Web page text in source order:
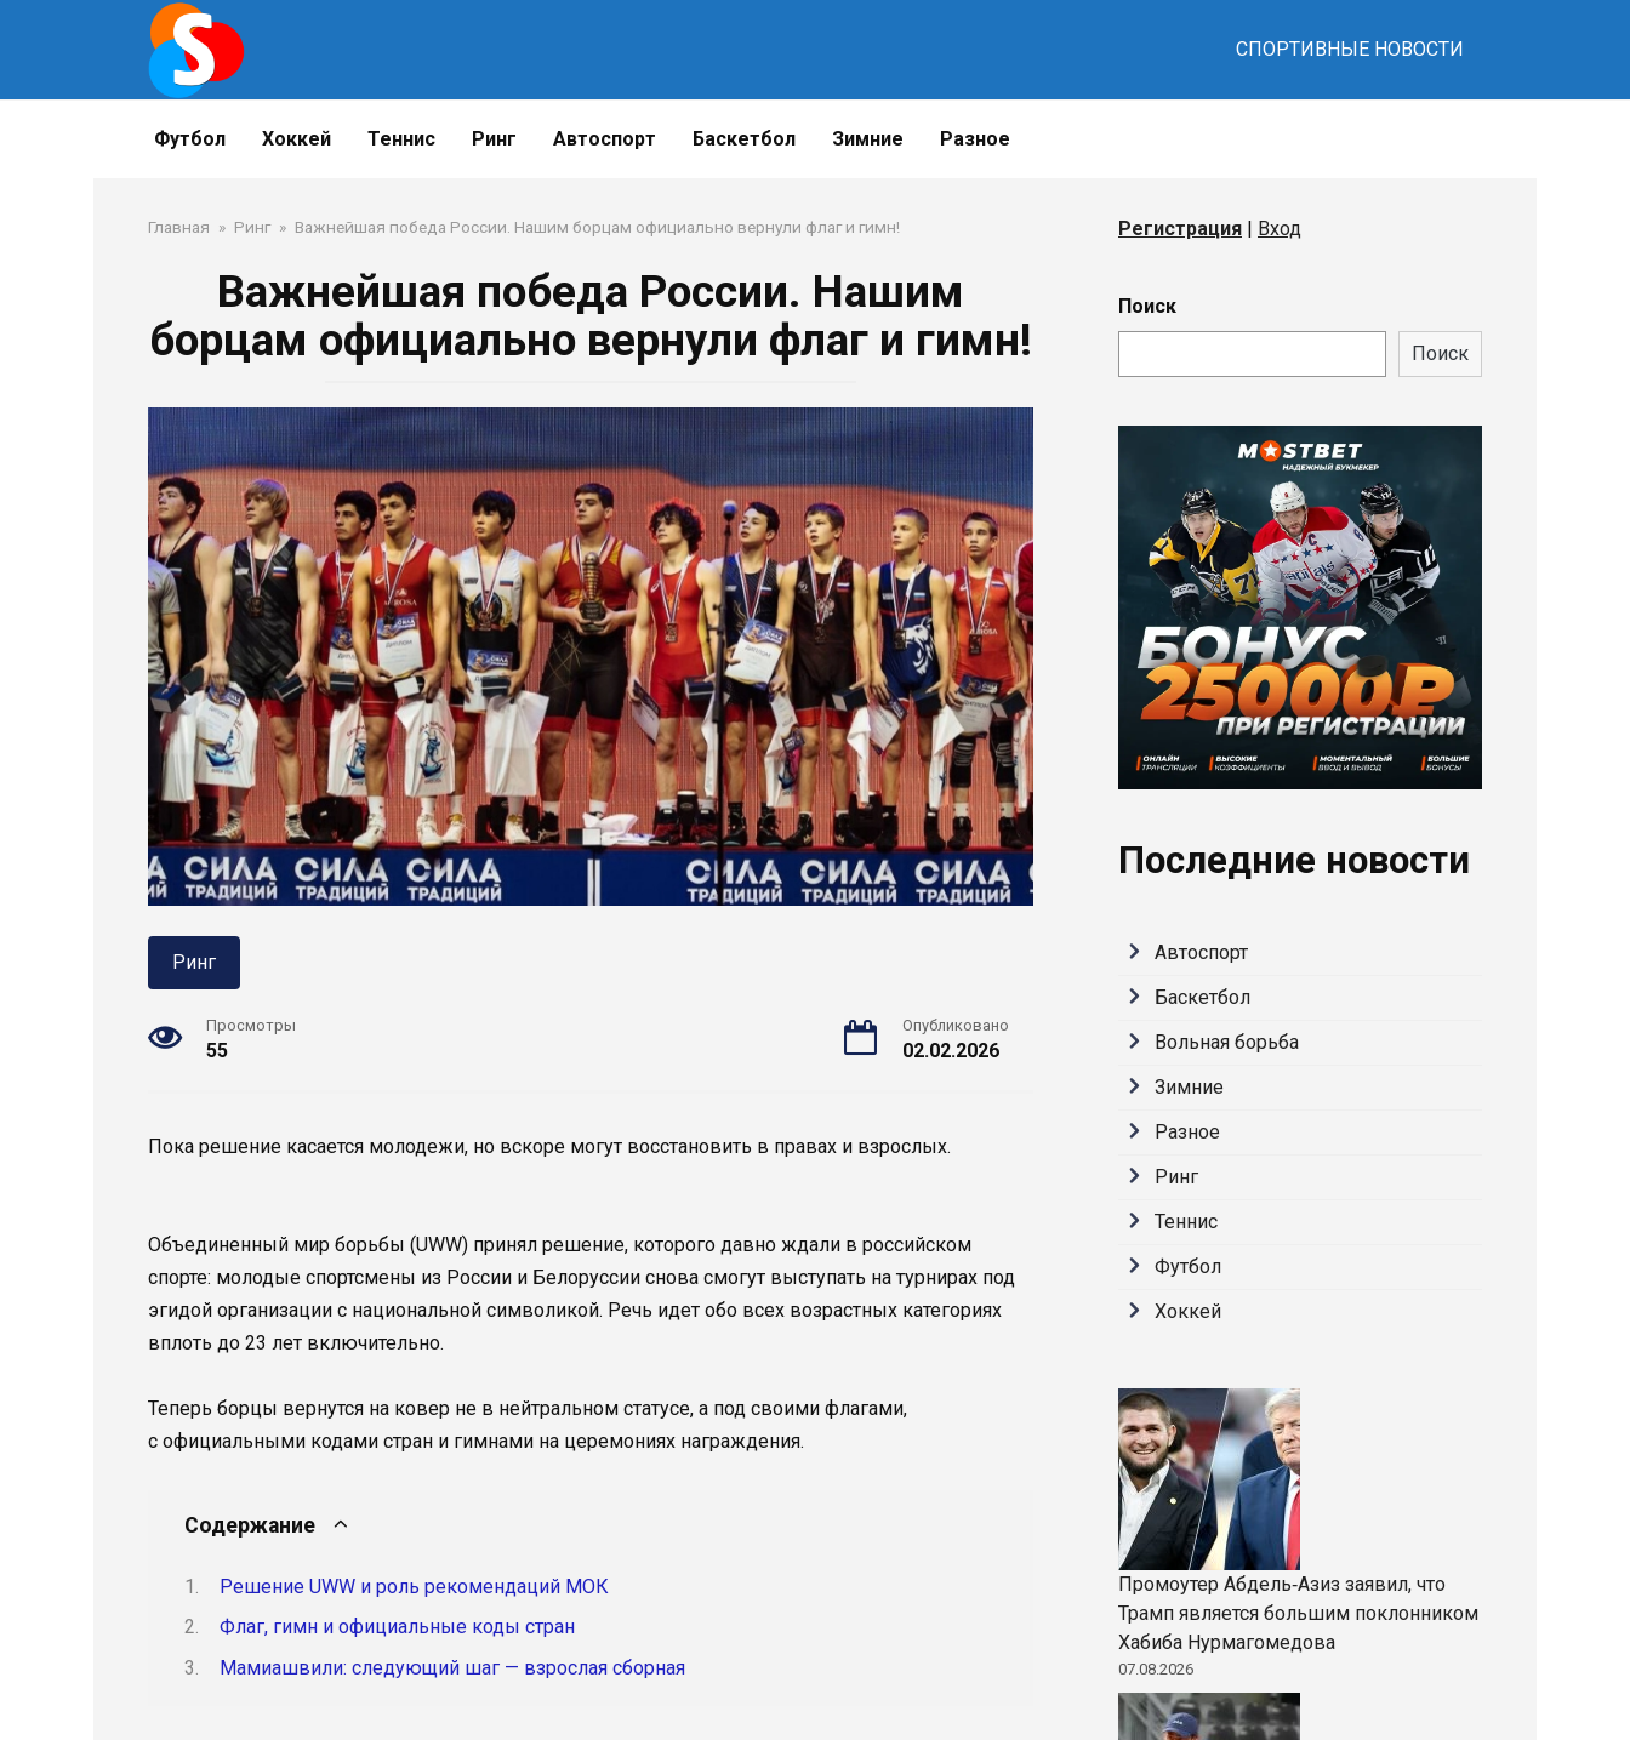
СПОРТИВНЫЕ НОВОСТИ
Футбол Хоккей Теннис Ринг Автоспорт Баскетбол Зимние Разное
Главная » Ринг » Важнейшая победа России. Нашим борцам официально вернули флаг и гимн!
Важнейшая победа России. Нашим
борцам официально вернули флаг и гимн!
Ринг
Просмотры
55
Опубликовано
02.02.2026
Пока решение касается молодежи, но вскоре могут восстановить в правах и взрослых.
Объединенный мир борьбы (UWW) принял решение, которого давно ждали в российском
спорте: молодые спортсмены из России и Белоруссии снова смогут выступать на турнирах под
эгидой организации с национальной символикой. Речь идет обо всех возрастных категориях
вплоть до 23 лет включительно.
Теперь борцы вернутся на ковер не в нейтральном статусе, а под своими флагами,
с официальными кодами стран и гимнами на церемониях награждения.
Содержание
Решение UWW и роль рекомендаций МОК
Флаг, гимн и официальные коды стран
Мамиашвили: следующий шаг — взрослая сборная
Регистрация | Вход
Поиск
Поиск
Последние новости
Автоспорт
Баскетбол
Вольная борьба
Зимние
Разное
Ринг
Теннис
Футбол
Хоккей
Промоутер Абдель‑Азиз заявил, что
Трамп является большим поклонником
Хабиба Нурмагомедова
07.08.2026